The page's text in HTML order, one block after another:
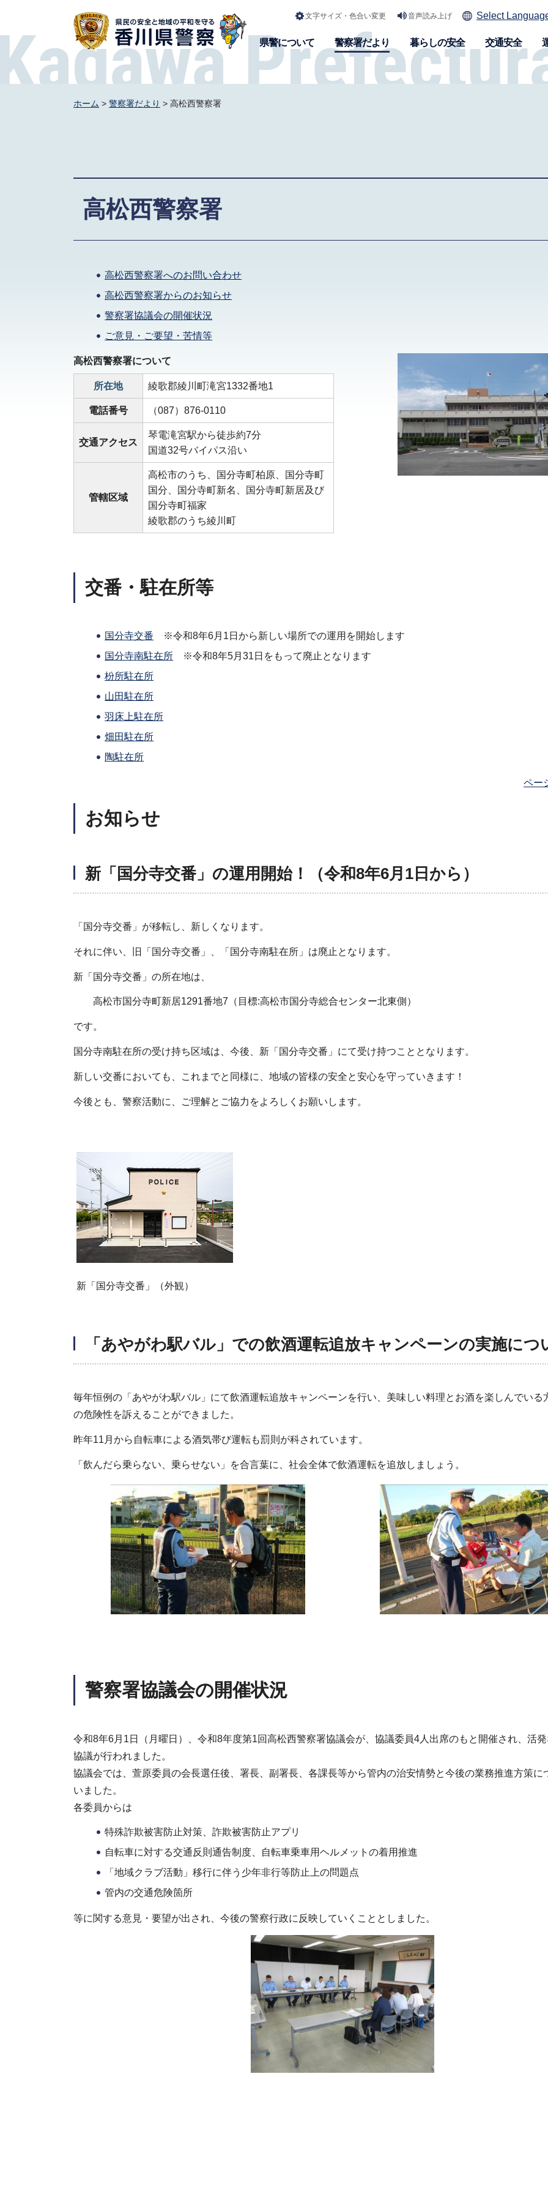
香川県警察 文字サイズ・色合い変更 音声読み上げ Select
県警について 警察署だより 暮らしの安全 交通安全
ホーム > 警察署だより > 高松西警察署
高松西警察署
高松西警察署へのお問い合わせ
高松西警察署からのお知らせ
警察署協議会の開催状況
ご意見・ご要望・苦情等
高松西警察署について
所在地 綾歌郡綾川町滝宮1332番地1
電話番号 （087）876-0110
交通アクセス
琴電滝宮駅から徒歩約7分
国道32号バイパス沿い
管轄区域
高松市のうち、国分寺町柏原、国分寺町
国分、国分寺町新名、国分寺町新居及び
国分寺町福家
綾歌郡のうち綾川町
交番・駐在所等
国分寺交番 ※令和8年6月1日から新しい場所での運用を開始します
国分寺南駐在所 ※令和8年5月31日をもって廃止となります
枌所駐在所
山田駐在所
羽床上駐在所
畑田駐在所
陶駐在所
ペー
お知らせ
新「国分寺交番」の運用開始！（令和8年6月1日から）
「国分寺交番」が移転し、新しくなります。
それに伴い、旧「国分寺交番」、「国分寺南駐在所」は廃止となります。
新「国分寺交番」の所在地は、
高松市国分寺町新居1291番地7（目標:高松市国分寺総合センター北東側）
です。
国分寺南駐在所の受け持ち区域は、今後、新「国分寺交番」にて受け持つこととなります。
新しい交番においても、これまでと同様に、地域の皆様の安全と安心を守っていきます！
今後とも、警察活動に、ご理解とご協力をよろしくお願いします。
新「国分寺交番」（外観）
「あやがわ駅バル」での飲酒運転追放キャンペーンの実施につ
毎年恒例の「あやがわ駅バル」にて飲酒運転追放キャンペーンを行い、美味しい料理とお酒を楽しんでいる
の危険性を訴えることができました。
昨年11月から自転車による酒気帯び運転も罰則が科されています。
「飲んだら乗らない、乗らせない」を合言葉に、社会全体で飲酒運転を追放しましょう。
警察署協議会の開催状況
令和8年6月1日（月曜日）、令和8年度第1回高松西警察署協議会が、協議委員4人出席のもと開催され、活
協議が行われました。
協議会では、萱原委員の会長選任後、署長、副署長、各課長等から管内の治安情勢と今後の業務推進方策に
いました。
各委員からは
特殊詐欺被害防止対策、詐欺被害防止アプリ
自転車に対する交通反則通告制度、自転車乗車用ヘルメットの着用推進
「地域クラブ活動」移行に伴う少年非行等防止上の問題点
管内の交通危険箇所
等に関する意見・要望が出され、今後の警察行政に反映していくこととしました。